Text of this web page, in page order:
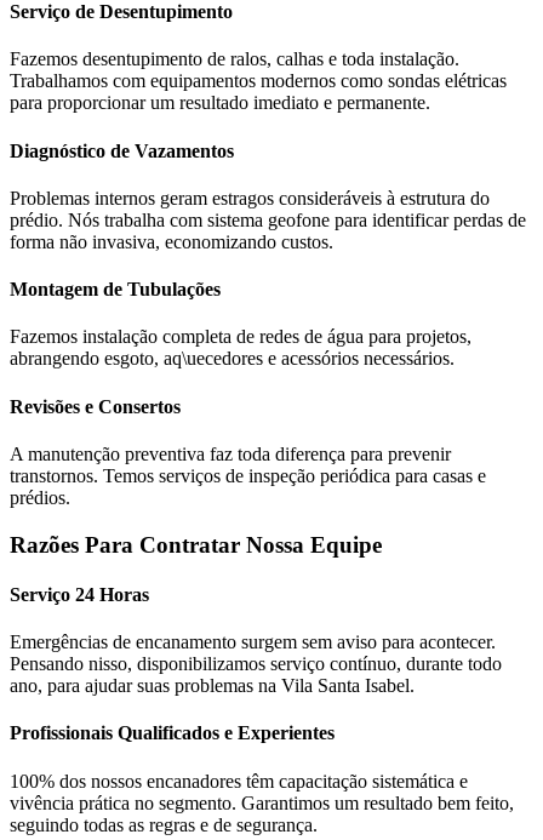
Serviço de Desentupimento
Fazemos desentupimento de ralos, calhas e toda instalação.
Trabalhamos com equipamentos modernos como sondas elétricas
para proporcionar um resultado imediato e permanente.
Diagnóstico de Vazamentos
Problemas internos geram estragos consideráveis à estrutura do
prédio. Nós trabalha com sistema geofone para identificar perdas de
forma não invasiva, economizando custos.
Montagem de Tubulações
Fazemos instalação completa de redes de água para projetos,
abrangendo esgoto, aq\uecedores e acessórios necessários.
Revisões e Consertos
A manutenção preventiva faz toda diferença para prevenir
transtornos. Temos serviços de inspeção periódica para casas e
prédios.
Razões Para Contratar Nossa Equipe
Serviço 24 Horas
Emergências de encanamento surgem sem aviso para acontecer.
Pensando nisso, disponibilizamos serviço contínuo, durante todo
ano, para ajudar suas problemas na Vila Santa Isabel.
Profissionais Qualificados e Experientes
100% dos nossos encanadores têm capacitação sistemática e
vivência prática no segmento. Garantimos um resultado bem feito,
seguindo todas as regras e de segurança.